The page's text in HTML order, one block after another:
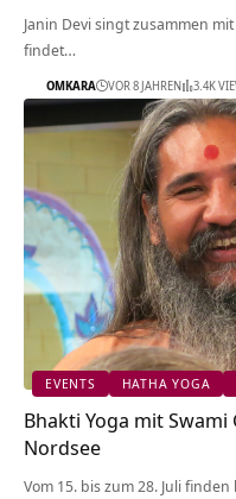
Janin Devi singt zusammen
findet…
OMKARA VOR 8 JAHREN 3.4K
EVENTS HATHA YOGA
Bhakti Yoga mit
Nordsee
Vom 15. bis zum 28. Juli